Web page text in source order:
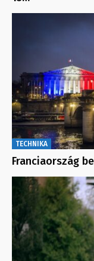
TECHNIKA
Franciaország